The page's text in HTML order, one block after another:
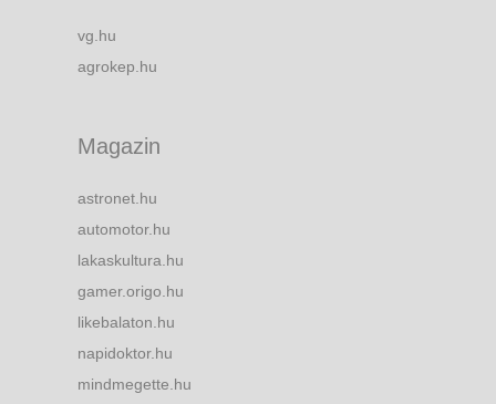
vg.hu
agrokep.hu
Magazin
astronet.hu
automotor.hu
lakaskultura.hu
gamer.origo.hu
likebalaton.hu
napidoktor.hu
mindmegette.hu